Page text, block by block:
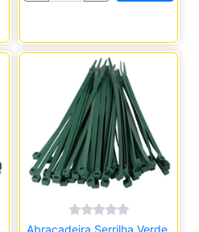
Abracadeira Serrilha Verde